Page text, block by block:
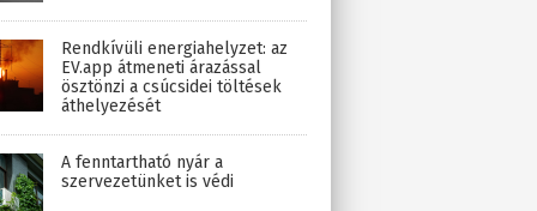
Rendkívüli energiahelyzet: az
EV.app átmeneti árazással
ösztönzi a csúcsidei töltések
áthelyezését
A fenntartható nyár a
szervezetünket is védi